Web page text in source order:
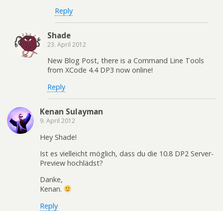
Reply
Shade
23. April 2012
New Blog Post, there is a Command Line Tools
from XCode 4.4 DP3 now online!
Reply
Kenan Sulayman
9. April 2012
Hey Shade!
Ist es vielleicht möglich, dass du die 10.8 DP2 Server-
Preview hochlädst?
Danke,
Kenan.
Reply